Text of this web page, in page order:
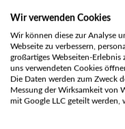
Wir verwenden Cookies
Wir können diese zur Analyse
Webseite zu verbessern,
großartiges Webseiten-
uns verwendeten Cookies
Die Daten werden zum Zweck
Messung der Wirksamkeit von
mit Google LLC geteilt